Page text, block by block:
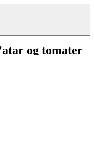
Bagerier Restauranter &
og tomater